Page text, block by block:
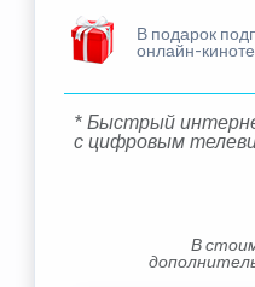
В подарок
онлайн-
* Быстрый
с цифровым
В